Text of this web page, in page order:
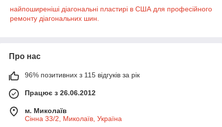
найпоширеніші діагональні пластирі в США для професійного
ремонту діагональних шин.
Про нас
96% позитивних з 115 відгуків за рік
Працює з 26.06.2012
м. Миколаїв
Сінна 33/2, Миколаїв, Україна